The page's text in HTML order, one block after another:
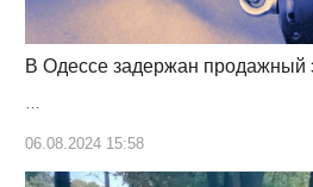
В Одессе задержан продажный
…
06.08.2024 15:58